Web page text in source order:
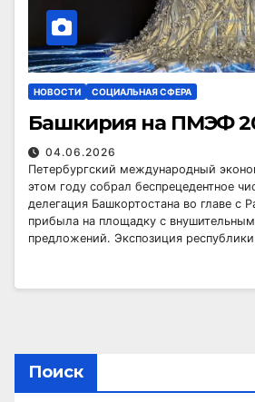
НОВОСТИ СОЦИАЛЬНАЯ СФЕРА
Башкирия на ПМЭФ
04.06.2026
Петербургский международный
этом году собрал беспрецедентное
делегация Башкортостана во главе с
прибыла на площадку с
предложений. Экспозиция
Поиск